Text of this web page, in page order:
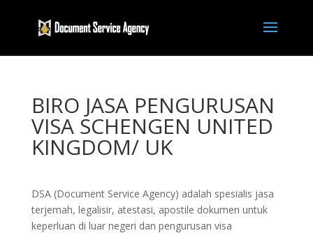
BIRO JASA PENGURUSAN
VISA SCHENGEN UNITED
KINGDOM/ UK
DSA (Document Service Agency) adalah spesialis jasa
terjemah, legalisir, atestasi, apostile dokumen untuk
keperluan di luar negeri dan pengurusan visa